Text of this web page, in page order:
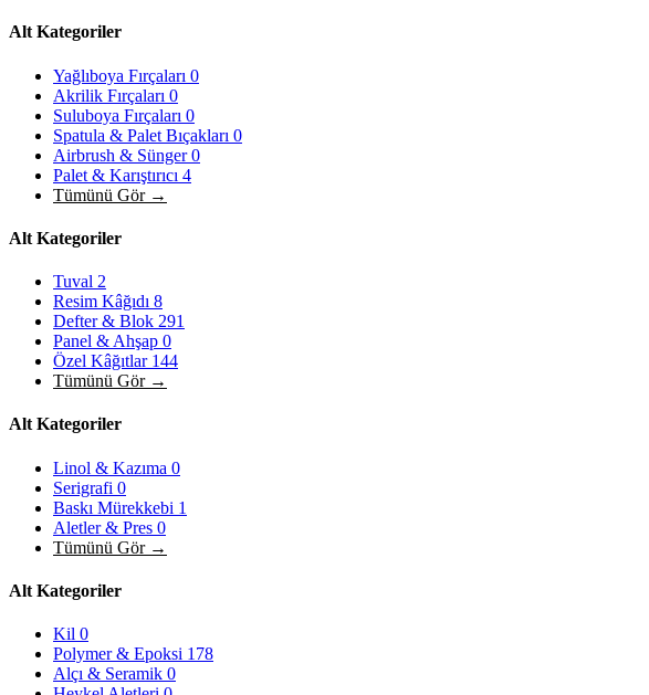
Alt Kategoriler
Yağlıboya Fırçaları 0
Akrilik Fırçaları 0
Suluboya Fırçaları 0
Spatula & Palet Bıçakları 0
Airbrush & Sünger0
Palet & Karıştırıcı 4
Tümünü Gör →
Alt Kategoriler
Tuval 2
Resim Kâğıdı 8
Defter & Blok 291
Panel & Ahşap 0
Özel Kâğıtlar 144
Tümünü Gör →
Alt Kategoriler
Linol & Kazıma 0
Serigrafi 0
Baskı Mürekkebi 1
Aletler & Pres 0
Tümünü Gör →
Alt Kategoriler
Kil 0
Polymer & Epoksi 178
Alçı & Seramik 0